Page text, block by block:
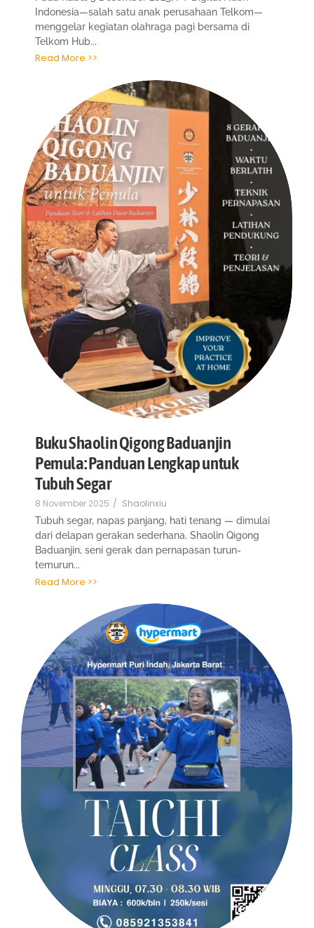
Indonesia—salah satu anak perusahaan Telkom—
menggelar kegiatan olahraga pagi bersama di
Telkom Hub...
Read More >>
Buku Shaolin Qigong Baduanjin
Pemula: Panduan Lengkap untuk
Tubuh Segar
8 November 2025 / Shaolinxiu
Tubuh segar, napas panjang, hati tenang — dimulai
dari delapan gerakan sederhana. Shaolin Qigong
Baduanjin, seni gerak dan pernapasan turun-
temurun...
Read More >>